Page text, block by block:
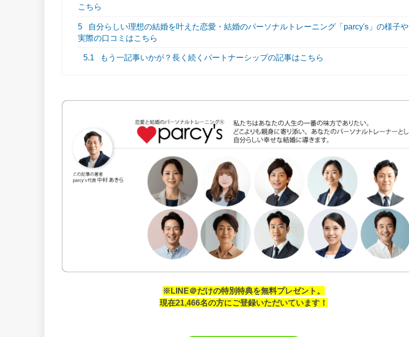
こちら
5
自分らしい理想の結婚を叶えた恋愛・結婚のパーソナルトレーニング「parcy's」の様子や
実際の口コミはこちら
5.1 もう一記事いかが？長く続くパートナーシップの記事はこちら
※LINE＠だけの特別特典を無料プレゼント。
現在21,466名の方にご登録いただいています！